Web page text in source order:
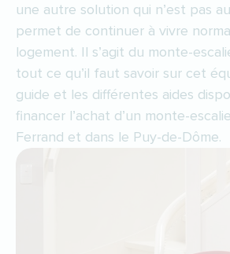
une autre solution qui n’est pas
permet de continuer à vivre
logement. Il s’agit du monte-
tout ce qu’il faut savoir sur cet
guide et les différentes aides
financer l’achat d’un monte-
Ferrand et dans le Puy-de-Dôme.